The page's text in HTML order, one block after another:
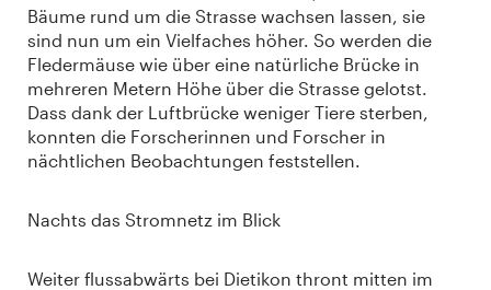
Bäume rund um die Strasse wachsen lassen, sie
sind nun um ein Vielfaches höher. So werden die
Fledermäuse wie über eine natürliche Brücke in
mehreren Metern Höhe über die Strasse gelotst.
Dass dank der Luftbrücke weniger Tiere sterben,
konnten die Forscherinnen und Forscher in
nächtlichen Beobachtungen feststellen.
Nachts das Stromnetz im Blick
Weiter flussabwärts bei Dietikon thront mitten im